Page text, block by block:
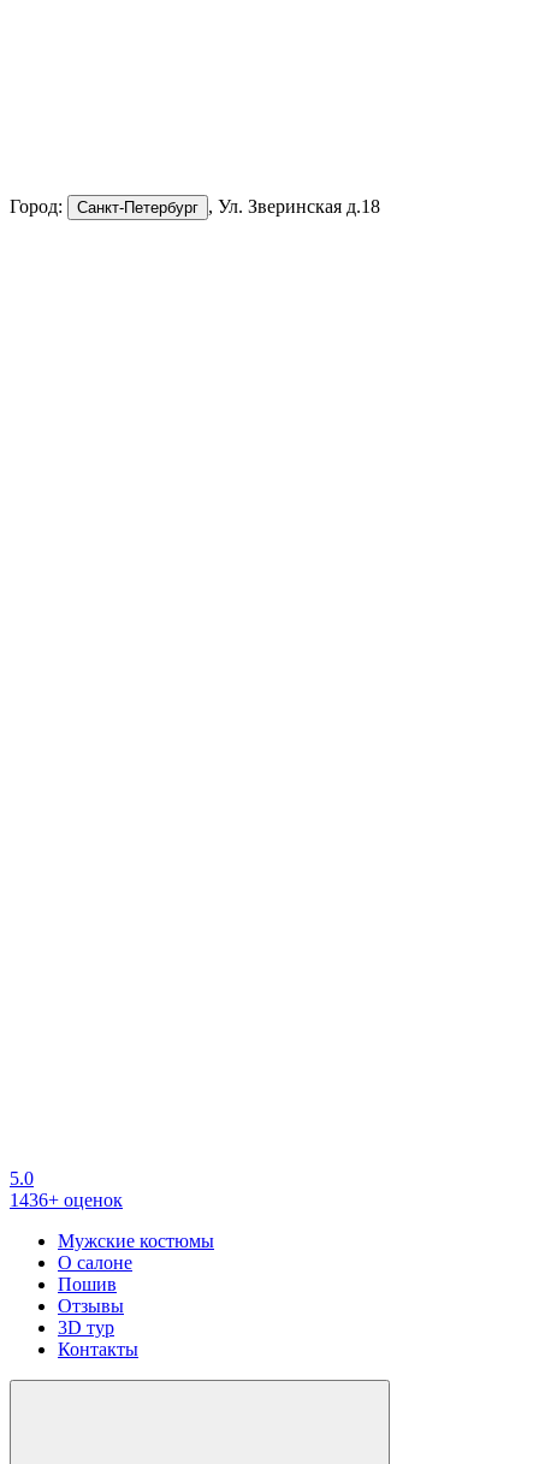
Город: Санкт-Петербург , Ул. Зверинская д.18
5.0
1436+ оценок
Мужские костюмы
О салоне
Пошив
Отзывы
3D тур
Контакты